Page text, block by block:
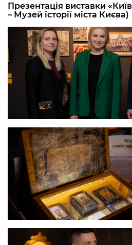
Презентація виставки
– Музей історії міста Києва)